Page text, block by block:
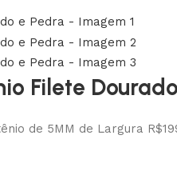
Filete
de 5MM de Largura